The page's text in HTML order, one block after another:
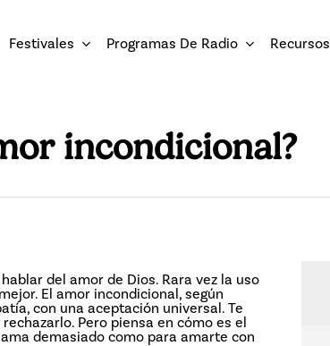
Festivales Programas De Radio Recursos
incondicional?
del amor de Dios. Rara vez la uso
El amor incondicional, según
con una aceptación universal. Te
Pero piensa en cómo es el
demasiado como para amarte con